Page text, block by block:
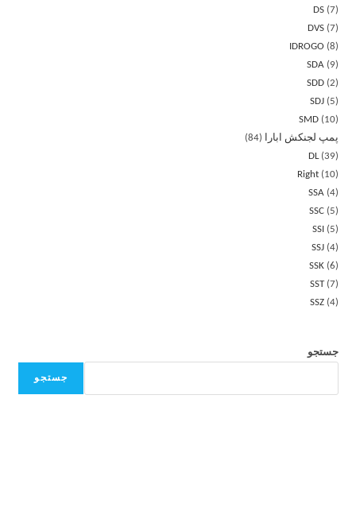
DS 7
DVS 7
IDROGO
8
SDA
9
SDD 2
SDJ
5
SMD
10
پمپ لجنکش ابارا
84
DL 39
Right
10
SSA 4
SSC
5
SSI
5
SSJ 4
SSK 6
SST 7
SSZ 4
جستجو
جستجو